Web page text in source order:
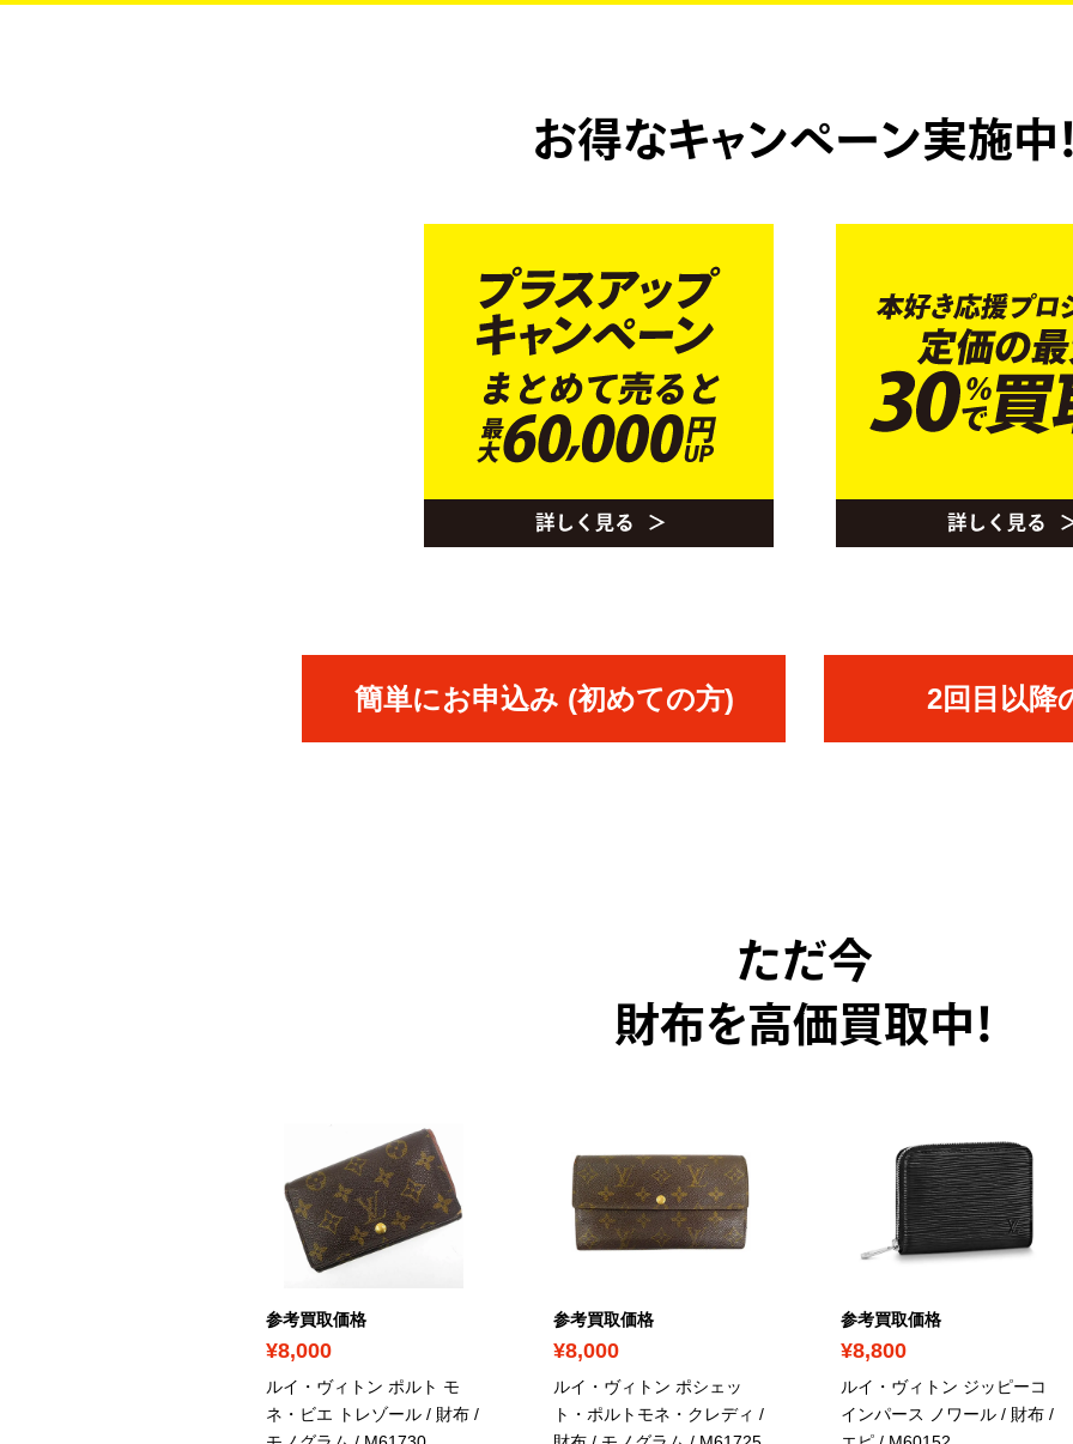
お得なキャンペーン実施中
簡単にお申込み (初めての方) 2回目以降
ただ今
財布を高価買取中！
参考買取価格
¥8,000
ルイ・ヴィトン ポルト モ
ネ・ビエ トレゾール / 財布 /
参考買取価格
¥8,000
ルイ・ヴィトン ポシェッ
ト・ポルトモネ・クレディ /
参考買取価格
¥8,800
ルイ・ヴィトン ジッピーコ
インパース ノワール / 財布 /